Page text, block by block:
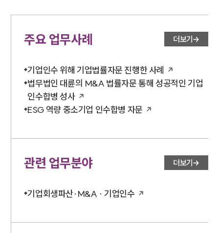
주요 업무사례 더보기
기업인수 위해 기업법률자문 진행한 사례
법무법인 대륜의 M&A 법률자문 통해 성공적인 기업
인수합병 성사
ESG 역량 중소기업 인수합병 자문
관련 업무분야 더보기
기업회생파산·M&A · 기업인수